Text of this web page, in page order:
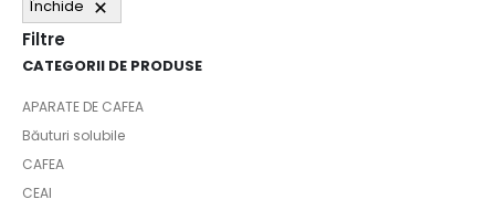
Închide
Filtre
CATEGORII DE PRODUSE
APARATE DE CAFEA
Băuturi solubile
CAFEA
CEAI